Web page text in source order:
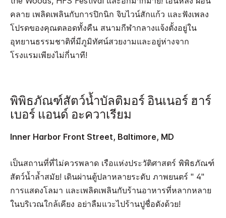
คลาย เพลิดเพลินกับการปิกนิก จิบไวน์สักแก้ว และฟังเพลง
โปรดของคุณตลอดทั้งคืน สนามกีฬากลางแจ้งตั้งอยู่ใน
อุทยานธรรมชาติที่มีภูมิทัศน์สวยงามและอยู่ห่างจาก
โรงแรมเพียงไม่กี่นาที!
พิพิธภัณฑ์สัตว์น้ำบัลติมอร์ อินเนอร์ ฮาร์
เบอร์ แอนด์ อะควาเรียม
Inner Harbor Front Street, Baltimore, MD
เป็นสถานที่ที่ไม่ควรพลาด เรือแห่งประวัติศาสตร์ พิพิธภัณฑ์
สัตว์น้ำล้ำสมัย! เดินผ่านตู้ปลาหลายระดับ ภาพยนตร์ " 4"
การแสดงโลมา และเพลิดเพลินกับร้านอาหารที่หลากหลาย
ในบริเวณใกล้เคียง อย่าลืมแวะไปร้านปูชื่อดังด้วย!